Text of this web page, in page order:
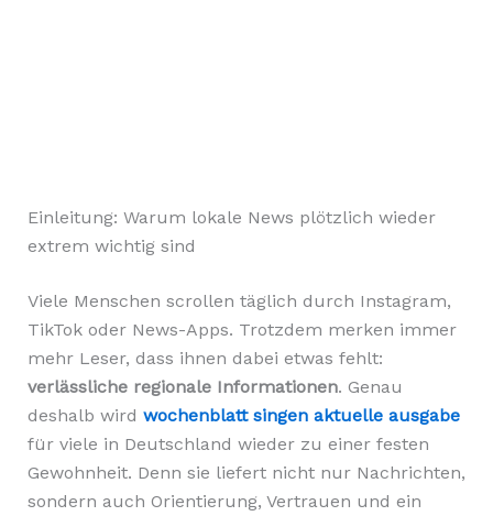
Einleitung: Warum lokale News plötzlich wieder
extrem wichtig sind
Viele Menschen scrollen täglich durch Instagram,
TikTok oder News-Apps. Trotzdem merken immer
mehr Leser, dass ihnen dabei etwas fehlt:
verlässliche regionale Informationen. Genau
deshalb wird wochenblatt singen aktuelle ausgabe
für viele in Deutschland wieder zu einer festen
Gewohnheit. Denn sie liefert nicht nur Nachrichten,
sondern auch Orientierung, Vertrauen und ein